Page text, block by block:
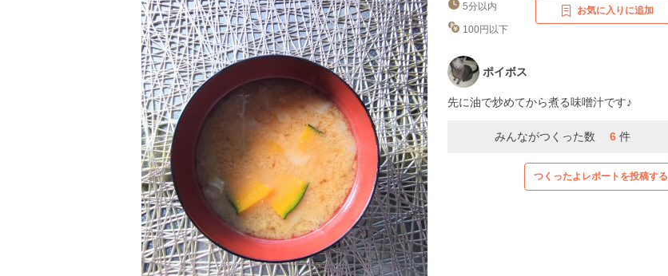
5分以内
100円以下
お気に入りに追加
ポイボス
先に油で炒めてから煮る味噌汁です♪
みんながつくった数 6 件
つくったよレポートを投稿する